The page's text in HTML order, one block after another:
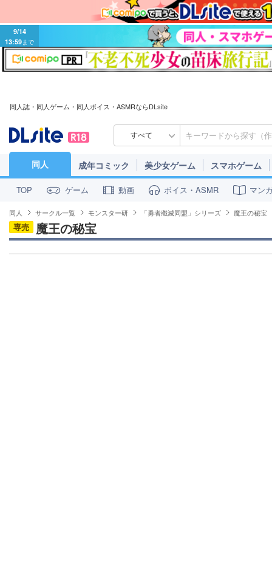
9/14
13:59まで
同人誌・同人ゲーム・同人ボイス・ASMRならDLsite
すべて
同人 成年コミック 美少女ゲーム スマホゲーム
TOP ゲーム 動画 ボイス・ASMR マン
同人 サークル一覧 モンスター研 「勇者殲滅同盟」シリーズ 魔王の秘宝
専売 魔王の秘宝